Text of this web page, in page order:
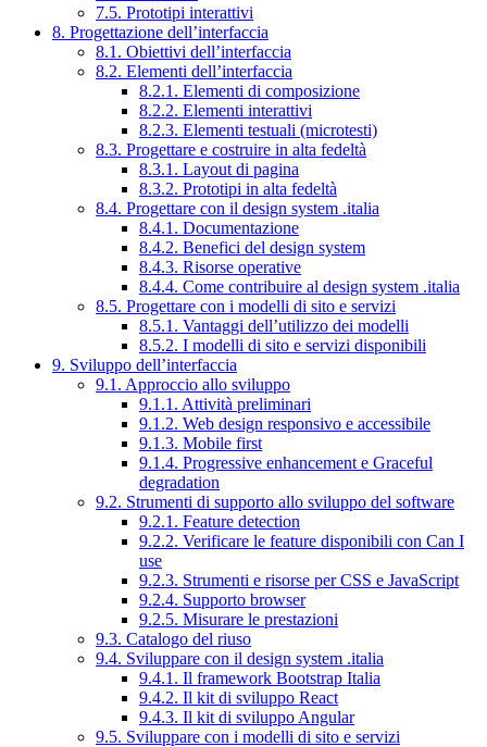
7.5. Prototipi interattivi
8. Progettazione dell’interfaccia
8.1. Obiettivi dell’interfaccia
8.2. Elementi dell’interfaccia
8.2.1. Elementi di composizione
8.2.2. Elementi interattivi
8.2.3. Elementi testuali (microtesti)
8.3. Progettare e costruire in alta fedeltà
8.3.1. Layout di pagina
8.3.2. Prototipi in alta fedeltà
8.4. Progettare con il design system .italia
8.4.1. Documentazione
8.4.2. Benefici del design system
8.4.3. Risorse operative
8.4.4. Come contribuire al design system .italia
8.5. Progettare con i modelli di sito e servizi
8.5.1. Vantaggi dell’utilizzo dei modelli
8.5.2. I modelli di sito e servizi disponibili
9. Sviluppo dell’interfaccia
9.1. Approccio allo sviluppo
9.1.1. Attività preliminari
9.1.2. Web design responsivo e accessibile
9.1.3. Mobile first
9.1.4. Progressive enhancement e Graceful
degradation
9.2. Strumenti di supporto allo sviluppo del software
9.2.1. Feature detection
9.2.2. Verificare le feature disponibili con Can I
use
9.2.3. Strumenti e risorse per CSS e JavaScript
9.2.4. Supporto browser
9.2.5. Misurare le prestazioni
9.3. Catalogo del riuso
9.4. Sviluppare con il design system .italia
9.4.1. Il framework Bootstrap Italia
9.4.2. Il kit di sviluppo React
9.4.3. Il kit di sviluppo Angular
9.5. Sviluppare con i modelli di sito e servizi